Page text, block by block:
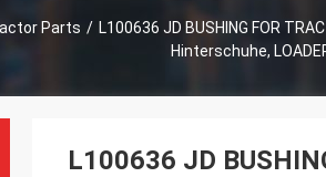
Parts / L100636 JD BUSHING FOR
Hinterschuhe,
L100636 JD